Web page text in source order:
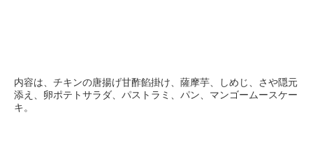
内容は、チキンの唐揚げ甘酢餡掛け、薩摩芋、しめじ、さや隠元
添え、卵ポテトサラダ、パストラミ、パン、マンゴームースケー
キ。